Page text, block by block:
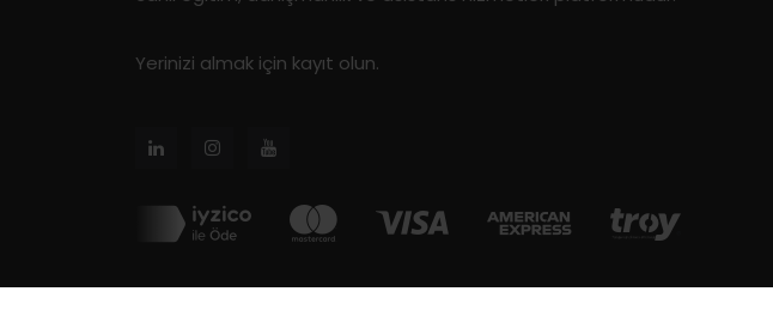
Yerinizi almak için kayıt olun.